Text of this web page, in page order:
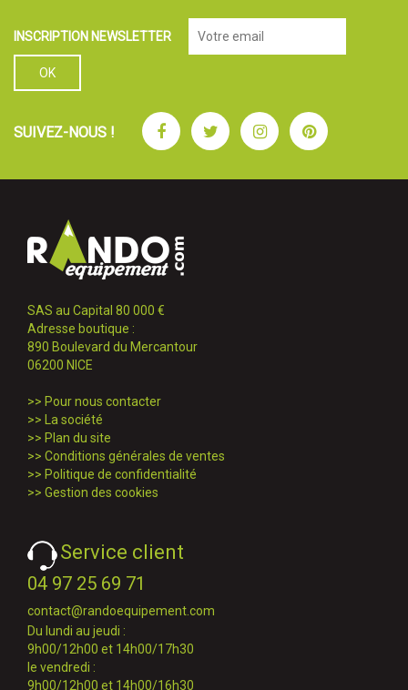
INSCRIPTION NEWSLETTER
SUIVEZ-NOUS ! FacebookTwitterInstagramPinterest
SAS au Capital 80 000 €
Adresse boutique :
890 Boulevard du Mercantour
06200 NICE
>> Pour nous contacter
>>
La société
>> Plan du site
>> Conditions générales de ventes
>> Politique de confidentialité
>> Gestion des cookies
Service client
04 97 25 69 71
contact@randoequipement.com
Du lundi au jeudi :
9h00/12h00 et 14h00/17h30
le vendredi :
9h00/12h00 et 14h00/16h30